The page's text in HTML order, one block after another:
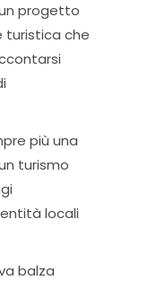
progetto
turistica che
più una
turismo
locali
balza